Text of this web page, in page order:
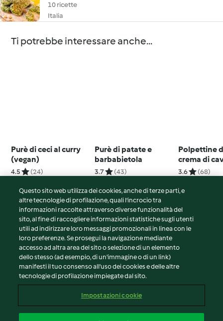
10 ricette
Italia
Ti potrebbe interessare anche...
Purè di ceci al curry
(vegan)
4.5 (24)
Purè di patate e
barbabietola
3.7 (43)
Polpettine
crema di
(per 2
3.6 (68)
© Copyright 2026
Termini del servizio
Informativa sulla privacy
Avvertenze generali
Note legali
Contenuto del rapporto
Questo sito web utilizza dei cookies, anche di terze parti, e
altre tecnologie di profilazione, quali l’incrocio tra
informazioni raccolte attraverso diverse funzionalità del
sito, al fine di raccogliere informazioni statistiche sugli utenti
utili ad indirizzare loro messaggi promozionali in linea con le
loro preferenze. Se prosegui la navigazione mediante
accesso ad altra area del sito o selezione di un elemento
dello stesso (ad esempio, di un'immagine o di un link)
manifesti il tuo consenso all'uso dei cookies e delle altre
tecnologie di profilazione impiegate dal sito.
Impostazioni cookie